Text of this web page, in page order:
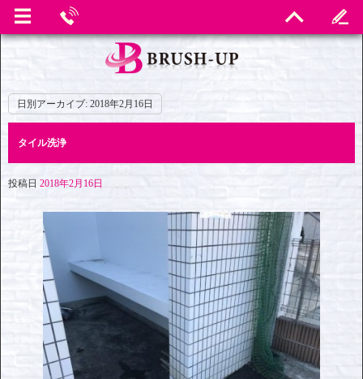
日別アーカイブ: 2018年2月16日
タイル洗浄
投稿日 2018年2月16日